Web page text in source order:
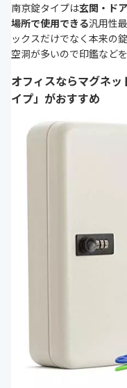
南京錠タイプは玄関・ド
場所で使用できる汎用性
ックスだけでなく本来の
空洞が多いので印鑑など
オフィスならマグネ
イプ」がおすすめ